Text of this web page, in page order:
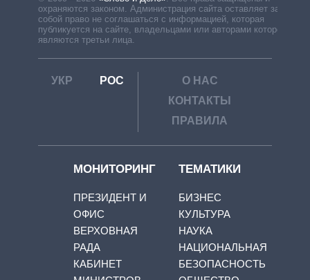
охраняются законом. Администрация сайта оставляет за
собой право не соглашаться с информацией, которая
публикуется на сайте, владельцами или авторами которой
являются третьи лица.
УКР РОС
О НАС
КОНТАКТЫ
ПРАВИЛА
МОНИТОРИНГ
ПРЕЗИДЕНТ И
ОФИС
ВЕРХОВНАЯ
РАДА
КАБИНЕТ
ТЕМАТИКИ
БИЗНЕС
КУЛЬТУРА
НАУКА
НАЦИОНАЛЬНАЯ
БЕЗОПАСНОСТЬ